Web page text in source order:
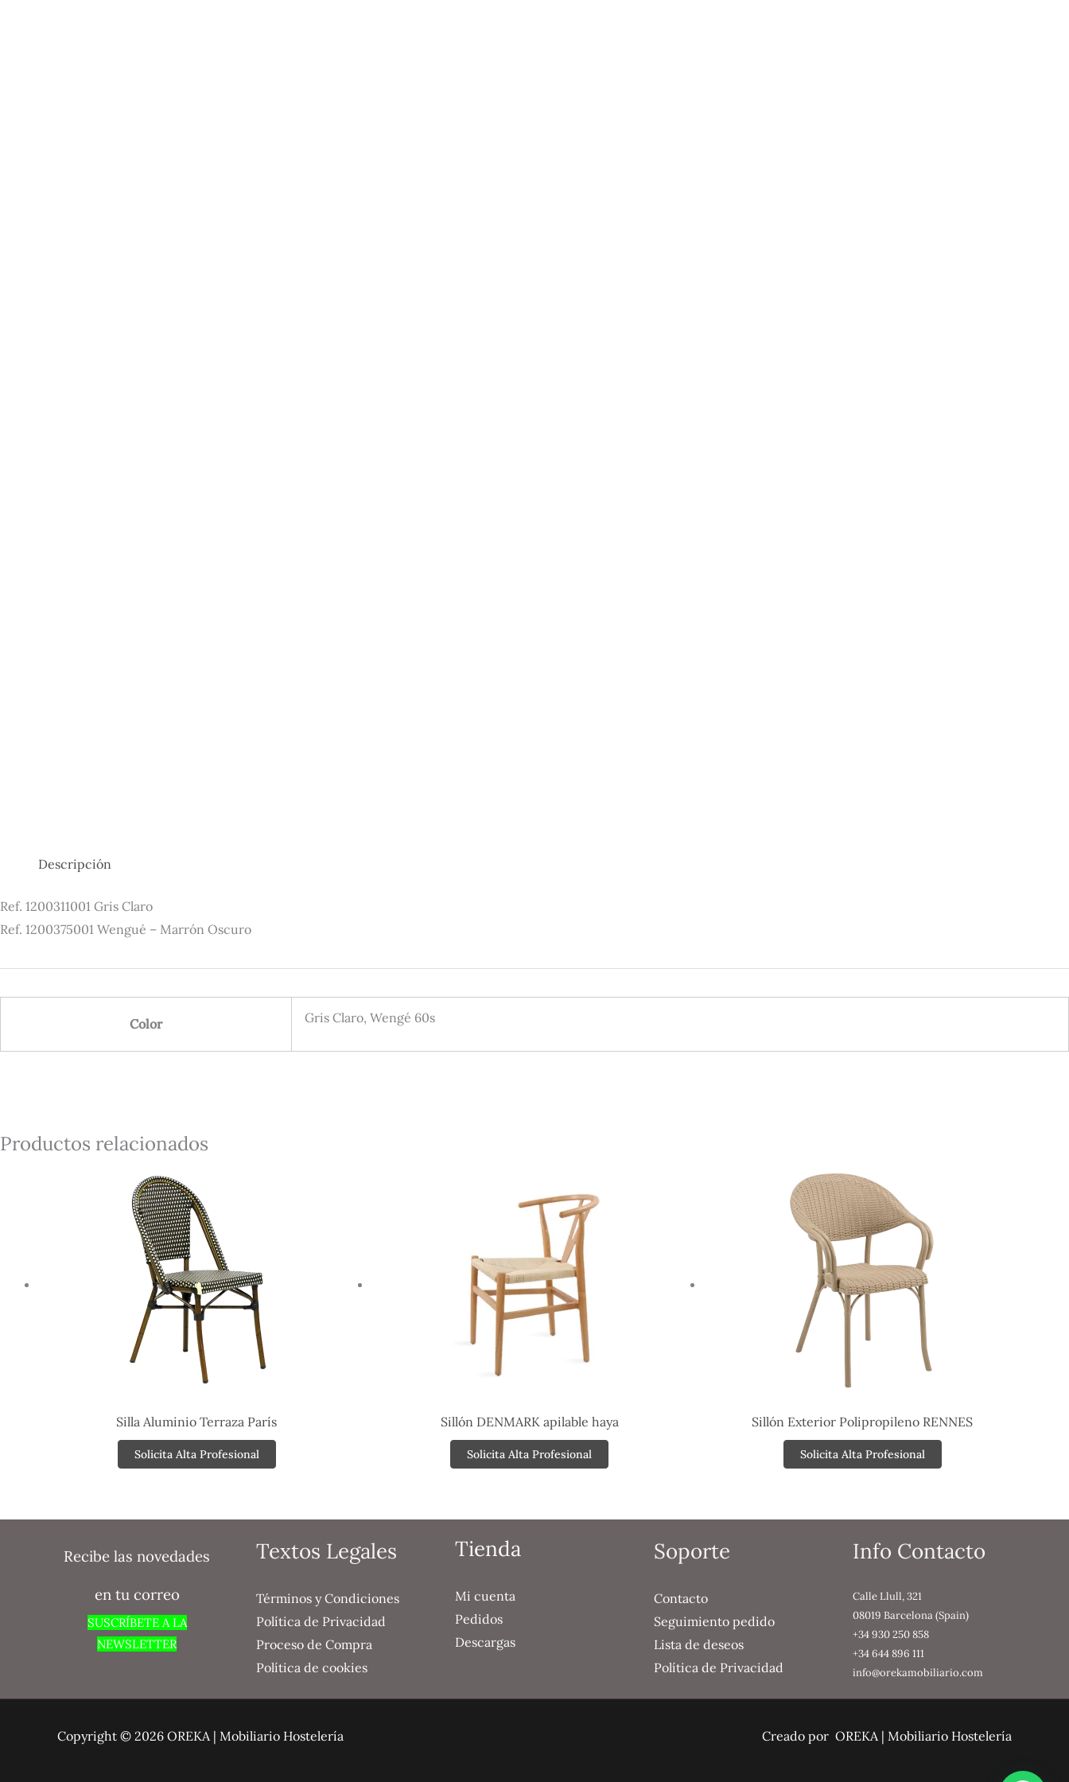
Descripción
Ref. 1200311001 Gris Claro
Ref. 1200375001 Wengué – Marrón Oscuro
Color Gris Claro, Wengé 60s
Productos relacionados
Silla Aluminio Terraza París
Solicita Alta Profesional
Sillón DENMARK apilable haya
Solicita Alta Profesional
Sillón Exterior Polipropileno RENNES
Solicita Alta Profesional
Recibe las novedades
en tu correo
SUSCRÍBETE A LA
NEWSLETTER
Textos Legales
Términos y Condiciones
Política de Privacidad
Proceso de Compra
Política de cookies
Tienda
Mi cuenta
Pedidos
Descargas
Soporte
Contacto
Seguimiento pedido
Lista de deseos
Política de Privacidad
Info Contacto
Calle Llull, 321
08019 Barcelona (Spain)
+34 930 250 858
+34 644 896 111
info@orekamobiliario.com
Copyright © 2026 OREKA | Mobiliario Hostelería Creado por OREKA | Mobiliario Hostelería